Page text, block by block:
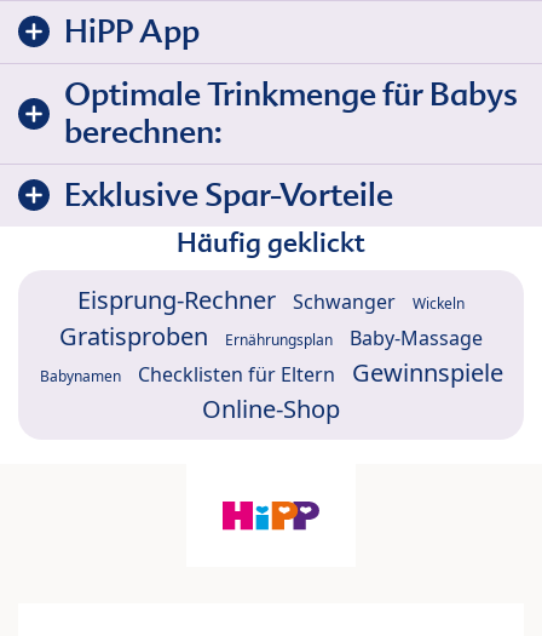
HiPP App
Optimale Trinkmenge für Babys
berechnen:
Exklusive Spar-Vorteile
Häufig geklickt
Eisprung-Rechner Schwanger Wickeln
Gratisproben Ernährungsplan Baby-Massage
Babynamen Checklisten für Eltern
Gewinnspiele
Online-Shop